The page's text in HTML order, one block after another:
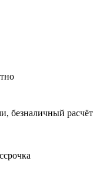
безналичный расчёт